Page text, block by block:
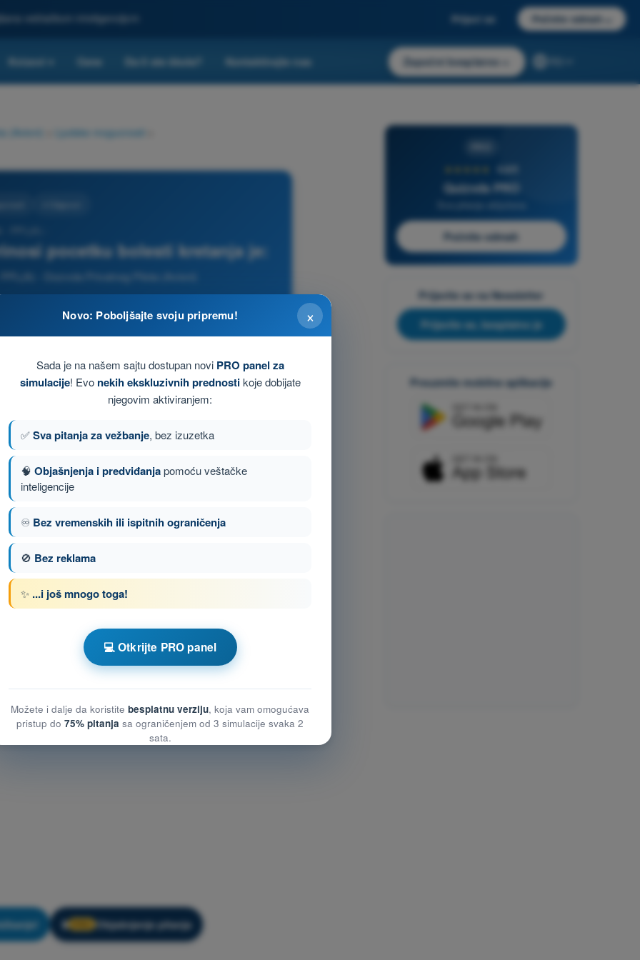
veštačkom inteligencijom Prijavi se Počnite odmah
Kvizovi Cene Da li ste škola? Kontaktirajte nas Započni besplatno
(Avioni) Ljudske mogucnosti
pocetku bolesti kretanja je:
- Dozvola Privatnog Pilota (Avioni)
informacija.
146 od 150 Sledeće pitanje
PPL(A) - Dozvola Privatnog Pilota (Avioni)
za vežbanje PPL(A) - Ljudske mogucnosti
🔒 Objašnjenje pitanja
4,6/5
Quizvds PRO
Počnite odmah
Prijavite se na Newsletter
Prijavite se, besplatno je
Preuzmite mobilne aplikacije
×
Novo: Poboljšajte svoju pripremu!
Sada je na našem sajtu dostupan novi PRO panel za
simulacije! Evo nekih ekskluzivnih prednostikoje dobijate
njegovim aktiviranjem:
✅Sva pitanja za vežbanje, bez izuzetka
🧠 Objašnjenja i predviđanjapomoću veštačke
inteligencije
♾️ Bez vremenskih ili ispitnih ograničenja
🚫 Bez reklama
✨ ...i još mnogo toga!
💻 Otkrijte PRO panel
Možete i dalje da koristite besplatnu verziju, koja vam omogućava
pristup do 75% pitanja sa ograničenjem od 3 simulacije svaka 2
sata.